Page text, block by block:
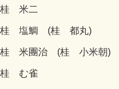
桂 米二
桂 塩鯛 (桂 都丸)
桂 米團治 (桂 小米朝)
桂 む雀